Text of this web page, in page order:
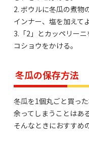
2. ボウルに冬瓜の煮物
インナー、塩を加えて
3.「2」とカッペリーニ
コショウをかける。
冬瓜の保存方法
冬瓜を1個丸ごと買っ
余ってしまうことはあ
そんなときにおすすめ